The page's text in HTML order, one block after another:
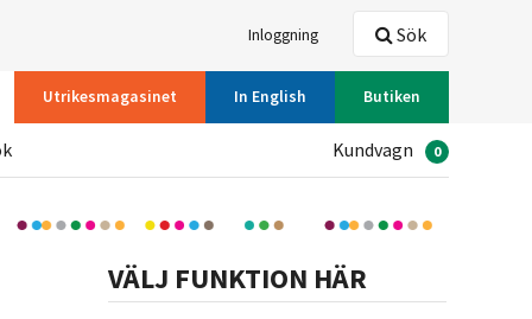
Inloggning
Utrikesmagasinet In English Butiken
Sök
Kundvagn 0
VÄLJ FUNKTION HÄR